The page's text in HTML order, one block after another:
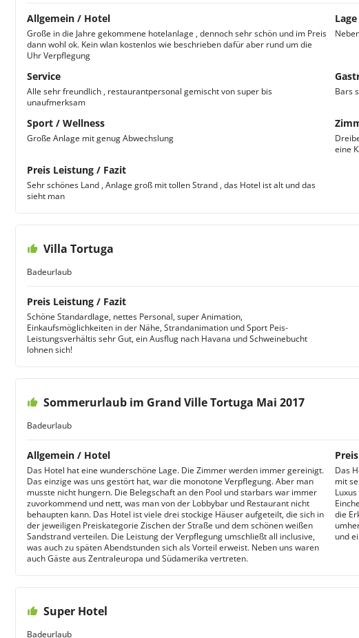
Allgemein / Hotel
Große in die Jahre gekommene hotelanlage , dennoch sehr schön und im Preis
dann wohl ok. Kein wlan kostenlos wie beschrieben dafür aber rund um die
Uhr Verpflegung
Lage
Service
Alle sehr freundlich , restaurantpersonal gemischt von super bis
unaufmerksam
Bars
Sport / Wellness
Große Anlage mit genug Abwechslung
eine
Preis Leistung / Fazit
Sehr schönes Land , Anlage groß mit tollen Strand , das Hotel ist alt und das
sieht man
Villa Tortuga
Badeurlaub
Preis Leistung / Fazit
Schöne Standardlage, nettes Personal, super Animation,
Einkaufsmöglichkeiten in der Nähe, Strandanimation und Sport Peis-
Leistungsverhältis sehr Gut, ein Ausflug nach Havana und Schweinebucht
lohnen sich!
Sommerurlaub im Grand Ville Tortuga Mai 2017
Badeurlaub
Allgemein / Hotel
Das Hotel hat eine wunderschöne Lage. Die Zimmer werden immer gereinigt.
Das einzige was uns gestört hat, war die monotone Verpflegung. Aber man
musste nicht hungern. Die Belegschaft an den Pool und starbars war immer
zuvorkommend und nett, was man von der Lobbybar und Restaurant nicht
behaupten kann. Das Hotel ist viele drei stockige Häuser aufgeteilt, die sich in
der jeweiligen Preiskategorie Zischen der Straße und dem schönen weißen
Sandstrand verteilen. Die Leistung der Verpflegung umschließt all inclusive,
was auch zu späten Abendstunden sich als Vorteil erweist. Neben uns waren
auch Gäste aus Zentraleuropa und Südamerika vertreten.
Das
mit
die
und
Super Hotel
Badeurlaub